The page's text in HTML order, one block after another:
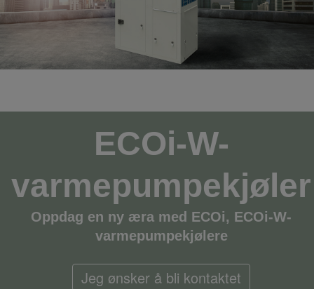
ECOi-W-
varmepumpekjøler
Oppdag en ny æra med ECOi, ECOi-W-
varmepumpekjølere
Jeg ønsker å bli kontaktet